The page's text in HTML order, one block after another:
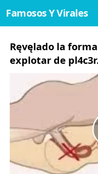
Famosos Y Virales
Ręvęlado la
explotar de